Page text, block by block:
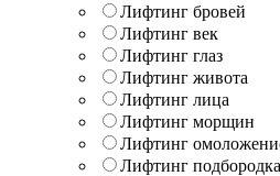
Лифтинг бровей
Лифтинг век
Лифтинг глаз
Лифтинг живота
Лифтинг лица
Лифтинг морщин
Лифтинг
Лифтинг подбородка